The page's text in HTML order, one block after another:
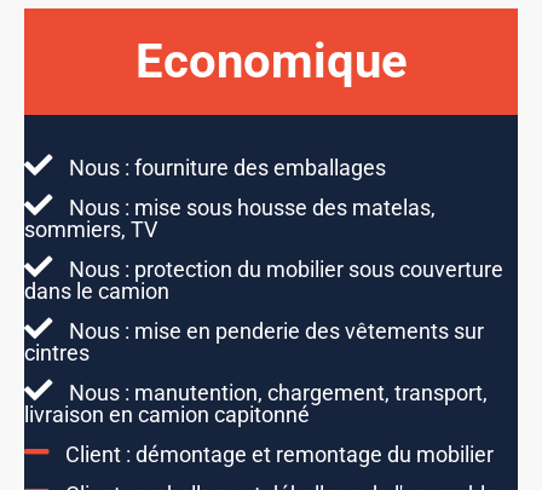
Economique
Nous : fourniture des emballages
Nous : mise sous housse des matelas,
sommiers, TV
Nous : protection du mobilier sous couverture
dans le camion
Nous : mise en penderie des vêtements sur
cintres
Nous : manutention, chargement, transport,
livraison en camion capitonné
Client : démontage et remontage du mobilier